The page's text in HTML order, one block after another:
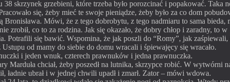
skrzynek grzebieni, które trzeba było porozcinać i popakować. Taka
się, żeby mieć te swoje pieniądze, żeby było za co dom
Mówi, że z tego dobrobytu, z tego nadmiaru to sama bieda,
zrobił, co to za rodzina. Jak się okazało, że dobry chłop i zaradny, to
Potrafili się bawić. Wspomina, że jak poszli do “Romy”, jak
od mamy do siebie do domu wracali i śpiewajęcy się wracało.
i jeden wnuk, czterech prawnuków i jedna prawnuczka.
Marduła chciał, żeby poszedł na lutnika, skrzypce robić. W wytwórni
ładnie ubrał i w jednej chwili upadł i zmarł. Zator – mówi wdowa.